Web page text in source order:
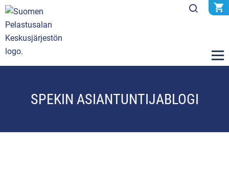
SPEKIN ASIANTUNTIJABLOGI